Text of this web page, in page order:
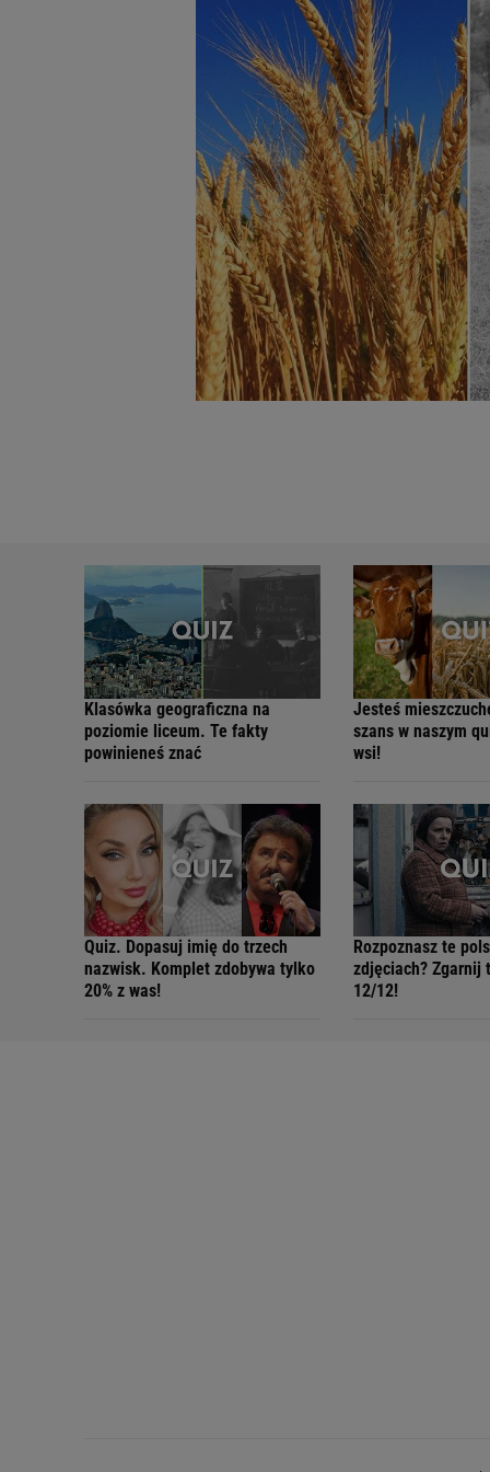
Klasówka geograficzna na
poziomie liceum. Te fakty
powinieneś znać
Jesteś
szans w naszym
wsi!
Quiz. Dopasuj imię do trzech
nazwisk. Komplet zdobywa tylko
20% z was!
Rozpoznasz te
zdjęciach? Zgarnij
12/12!
badnie odbiorców i